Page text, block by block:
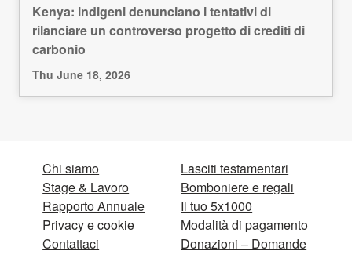
Kenya: indigeni denunciano i tentativi di
rilanciare un controverso progetto di crediti di
carbonio
Thu June 18, 2026
Chi siamo
Stage & Lavoro
Rapporto Annuale
Privacy e cookie
Contattaci
Lasciti testamentari
Bomboniere e regali
Il tuo 5x1000
Modalità di pagamento
Donazioni – Domande